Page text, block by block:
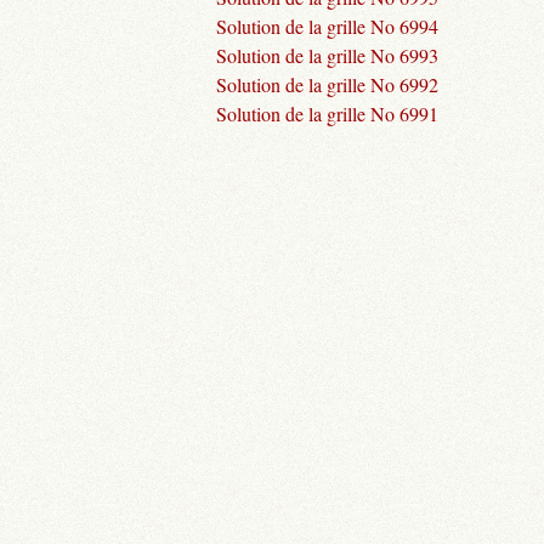
Solution de la grille No 6994
Solution de la grille No 6993
Solution de la grille No 6992
Solution de la grille No 6991